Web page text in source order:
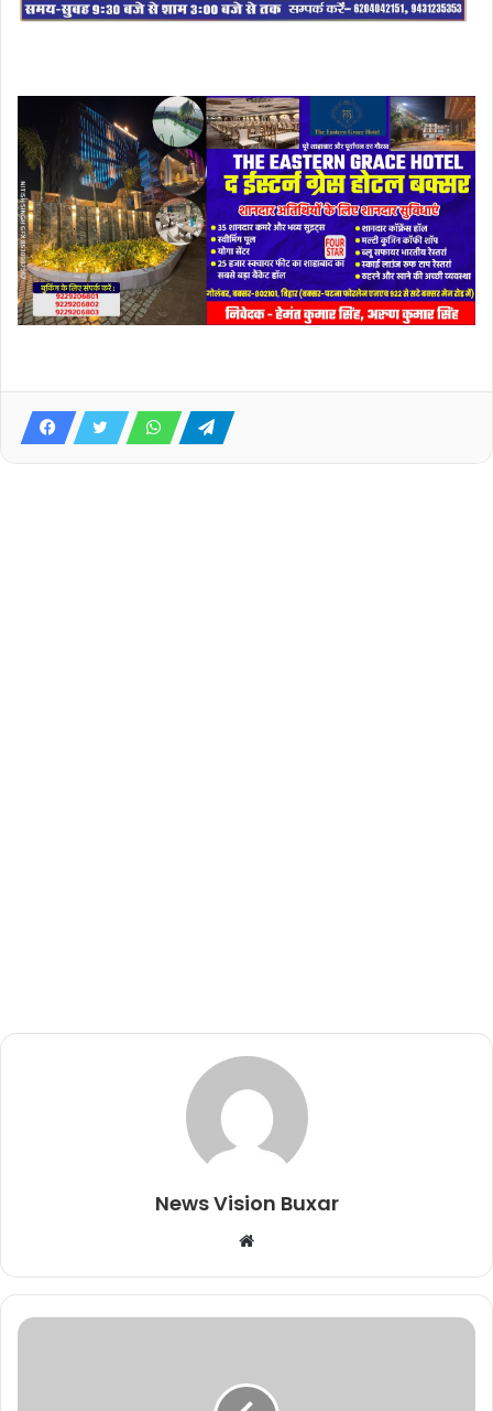
News Vision Buxar
b
s
e